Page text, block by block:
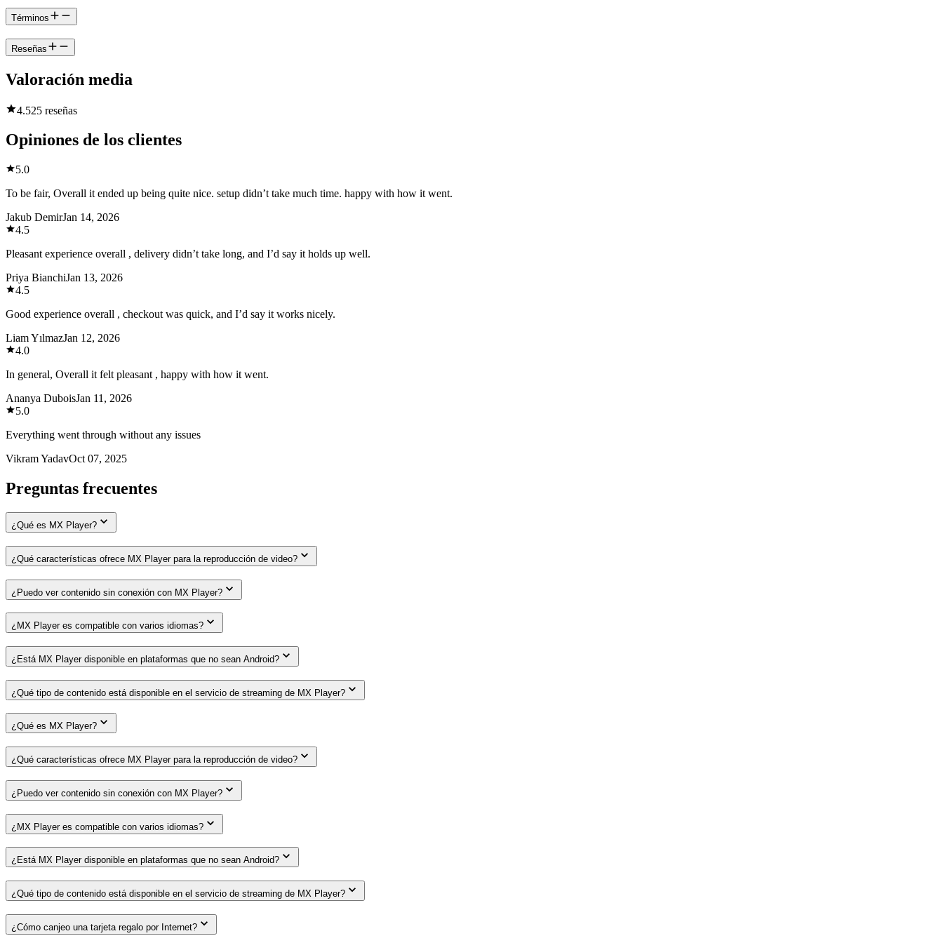
Términos
Reseñas
Valoración media
4.525 reseñas
Opiniones de los clientes
5.0
To be fair, Overall it ended up being quite nice. setup didn’t take much time. happy with how it went.
Jakub DemirJan 14, 2026
4.5
Pleasant experience overall , delivery didn’t take long, and I’d say it holds up well.
Priya BianchiJan 13, 2026
4.5
Good experience overall , checkout was quick, and I’d say it works nicely.
Liam YılmazJan 12, 2026
4.0
In general, Overall it felt pleasant , happy with how it went.
Ananya DuboisJan 11, 2026
5.0
Everything went through without any issues
Vikram YadavOct 07, 2025
Preguntas frecuentes
¿Qué es MX Player?
¿Qué características ofrece MX Player para la reproducción de video?
¿Puedo ver contenido sin conexión con MX Player?
¿MX Player es compatible con varios idiomas?
¿Está MX Player disponible en plataformas que no sean Android?
¿Qué tipo de contenido está disponible en el servicio de streaming de MX Player?
¿Qué es MX Player?
¿Qué características ofrece MX Player para la reproducción de video?
¿Puedo ver contenido sin conexión con MX Player?
¿MX Player es compatible con varios idiomas?
¿Está MX Player disponible en plataformas que no sean Android?
¿Qué tipo de contenido está disponible en el servicio de streaming de MX Player?
¿Cómo canjeo una tarjeta regalo por Internet?